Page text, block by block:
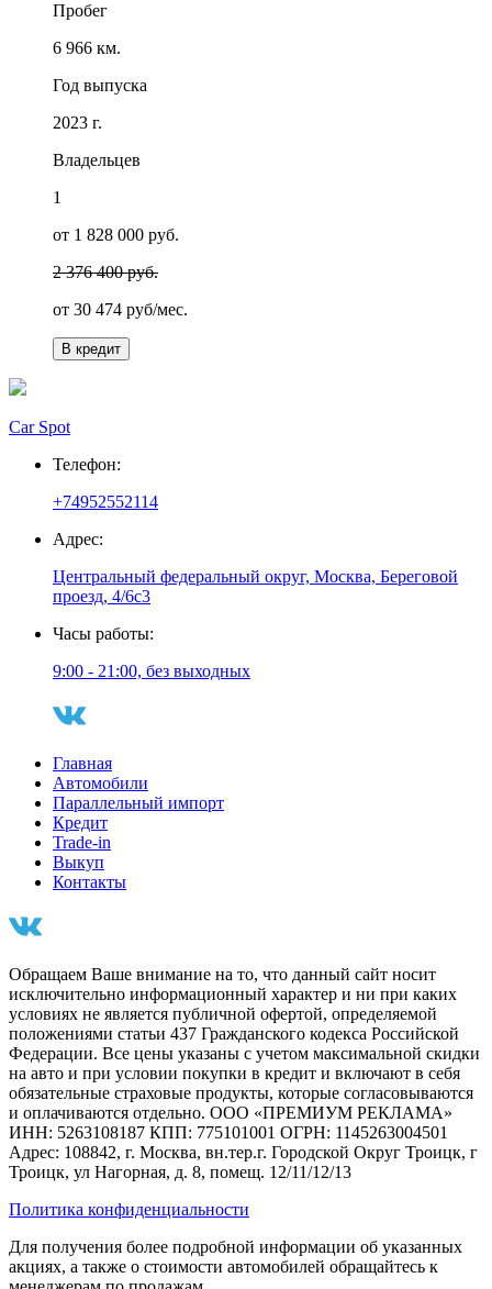
Пробег
6 966 км.
Год выпуска
2023 г.
Владельцев
1
от 1 828 000 руб.
2 376 400 руб.
от 30 474 руб/мес.
В кредит
Car Spot
Телефон:
+74952552114
Адрес:
Центральный федеральный округ, Москва, Береговой
проезд, 4/6с3
Часы работы:
9:00 - 21:00, без выходных
Главная
Автомобили
Параллельный импорт
Кредит
Trade-in
Выкуп
Контакты
Обращаем Ваше внимание на то, что данный сайт носит
исключительно информационный характер и ни при каких
условиях не является публичной офертой, определяемой
положениями статьи 437 Гражданского кодекса Российской
Федерации. Все цены указаны с учетом максимальной скидки
на авто и при условии покупки в кредит и включают в себя
обязательные страховые продукты, которые согласовываются
и оплачиваются отдельно. ООО «ПРЕМИУМ РЕКЛАМА»
ИНН: 5263108187 КПП: 775101001 ОГРН: 1145263004501
Адрес: 108842, г. Москва, вн.тер.г. Городской Округ Троицк, г
Троицк, ул Нагорная, д. 8, помещ. 12/11/12/13
Политика конфиденциальности
Для получения более подробной информации об указанных
акциях, а также о стоимости автомобилей обращайтесь к